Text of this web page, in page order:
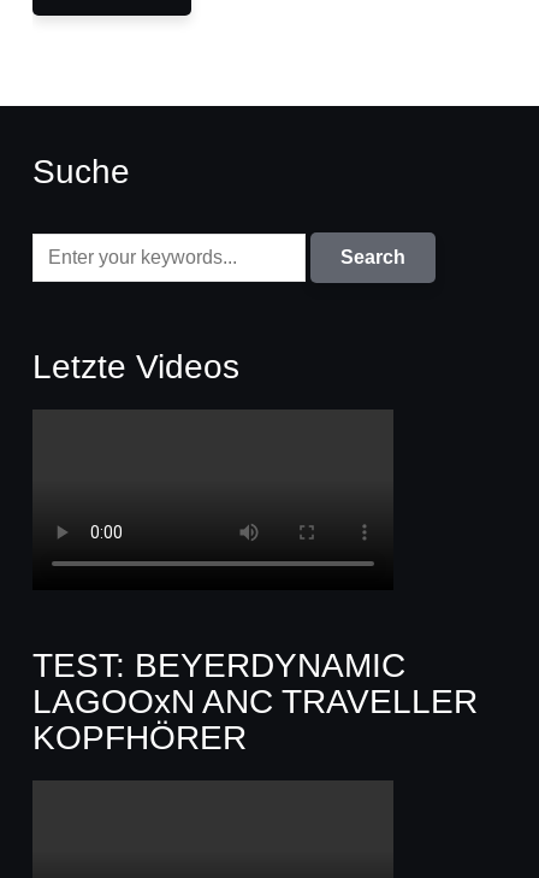
Suche
Letzte Videos
TEST: BEYERDYNAMIC
LAGOOxN ANC TRAVELLER
KOPFHÖRER